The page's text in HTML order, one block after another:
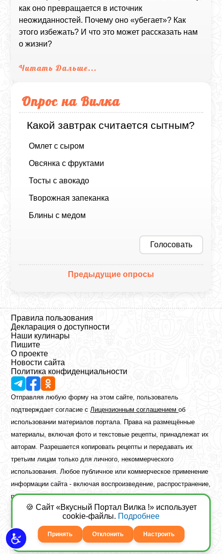
как оно превращается в источник
неожиданностей. Почему оно «убегает»? Как
этого избежать? И что это может рассказать нам
о жизни?
Читать Дальше...
Опрос на Вилка
Какой завтрак считается сытным?
Омлет с сыром
Овсянка с фруктами
Тосты с авокадо
Творожная запеканка
Блины с медом
Голосовать
Предыдущие опросы
Правила пользования
Декларация о доступности
Наши кулинары
Пишите
О проекте
Новости сайта
Политика конфиденциальности
Отправляя любую форму на этом сайте, пользователь
подтверждает согласие сЛицензионным соглашениемоб
использовании материалов портала. Права на размещённые
материалы, включая фото и текстовые рецепты, принадлежат их
авторам. Разрешается копировать рецепты и передавать их
третьим лицам только для личного, некоммерческого
использования. Любое публичное или коммерческое применение
информации сайта - включая воспроизведение, распространение,
публикацию или обработку - возможно лишь при наличии
предварительного письменного разрешения правообладателя.
Copyright ©2026 Вкусный Портал Вилка
Сайт построенfreebrush.net
🍪 Сайт «Вкусный Портал Вилка !» использует
cookie-файлы. Подробнее
Принять Отклонить Настроить